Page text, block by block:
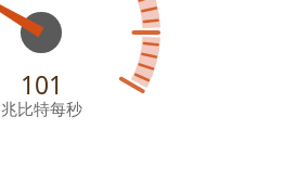
101
兆比特每秒